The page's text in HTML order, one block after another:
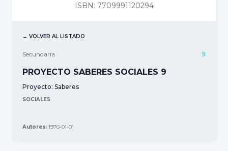
← VOLVER AL LISTADO
Secundaria 9
PROYECTO SABERES SOCIALES 9
Proyecto: Saberes
SOCIALES
Autores: 1970-01-01
ISBN: 7709991120294